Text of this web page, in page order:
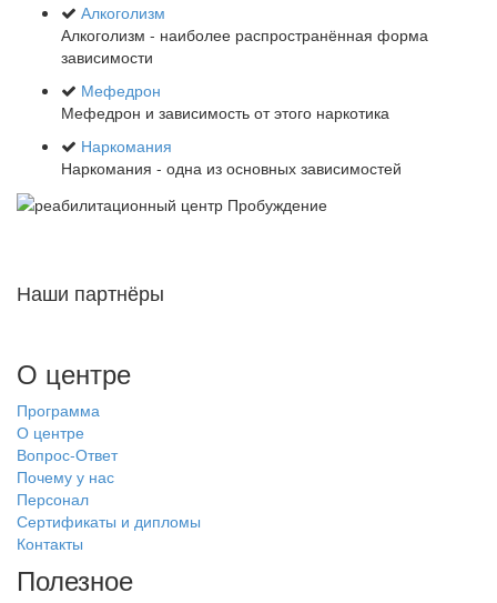
Алкоголизм
Алкоголизм - наиболее распространённая форма
зависимости
Мефедрон
Мефедрон и зависимость от этого наркотика
Наркомания
Наркомания - одна из основных зависимостей
Наши партнёры
О центре
Программа
О центре
Вопрос-Ответ
Почему у нас
Персонал
Сертификаты и дипломы
Контакты
Полезное